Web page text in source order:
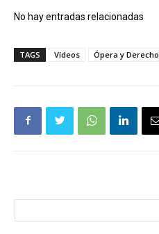
No hay entradas relacionadas
TAGS Vídeos Ópera y Derecho